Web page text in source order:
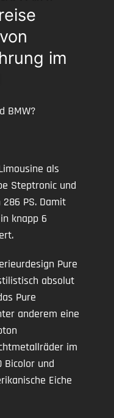
im
BMW?
als
Steptronic und
PS. Damit
knapp 6
Pure
absolut
Pure
anderem eine
im
Bicolor und
Eiche